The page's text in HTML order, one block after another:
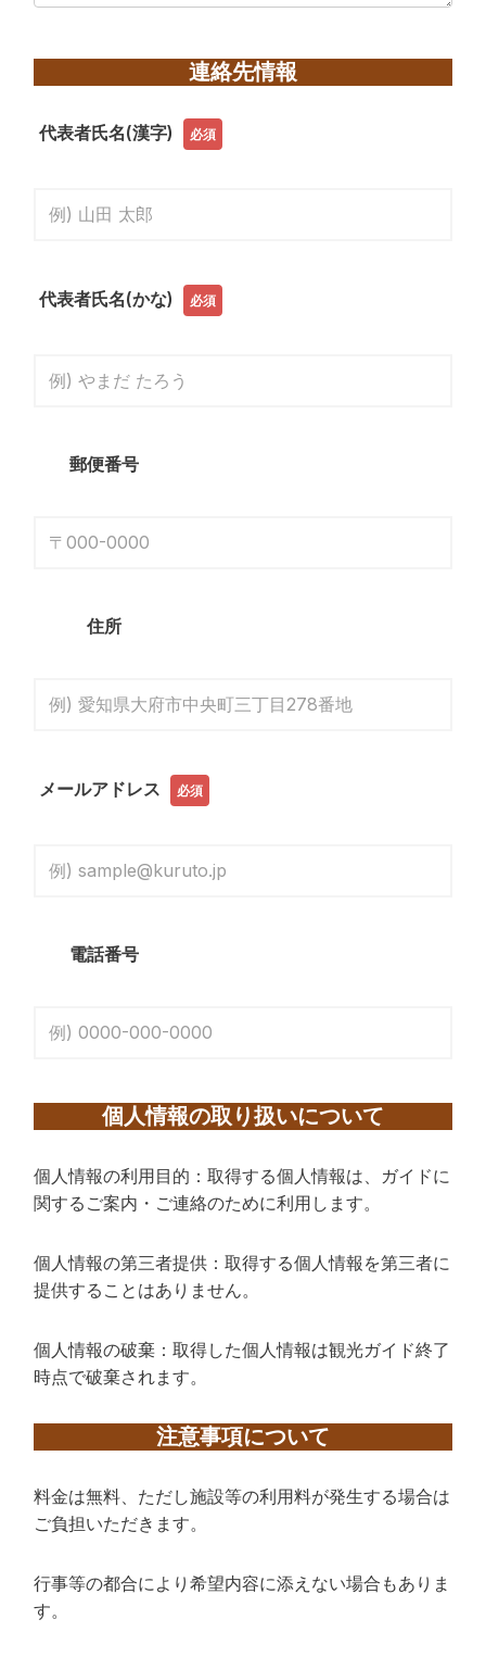
連絡先情報
代表者氏名(漢字) 必須
代表者氏名(かな) 必須
郵便番号
住所
メールアドレス 必須
電話番号
個人情報の取り扱いについて
個人情報の利用目的：取得する個人情報は、ガイドに
関するご案内・ご連絡のために利用します。
個人情報の第三者提供：取得する個人情報を第三者に
提供することはありません。
個人情報の破棄：取得した個人情報は観光ガイド終了
時点で破棄されます。
注意事項について
料金は無料、ただし施設等の利用料が発生する場合は
ご負担いただきます。
行事等の都合により希望内容に添えない場合もありま
す。